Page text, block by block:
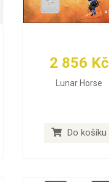
2 856 Kč
Lunar Horse
Do košíku